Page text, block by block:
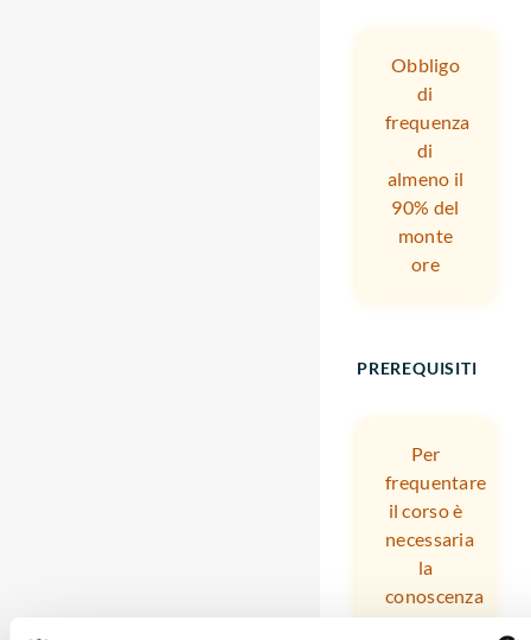
Obbligo
di
frequenza
di
almeno il
90% del
monte
ore
PREREQUISITI
Per
frequentare
il corso è
necessaria
la
conoscenza
della